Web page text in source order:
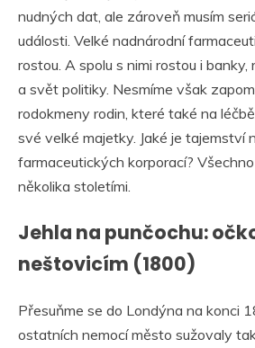
nudných dat, ale zároveň musím
události. Velké nadnárodní
rostou. A spolu s nimi rostou i banky,
a svět politiky. Nesmíme však
rodokmeny rodin, které také na
své velké majetky. Jaké je tajemství
farmaceutických korporací?
několika stoletími.
Jehla na punčochu:
neštovicím (1800)
Přesuňme se do Londýna na konci
ostatních nemocí město sužovaly